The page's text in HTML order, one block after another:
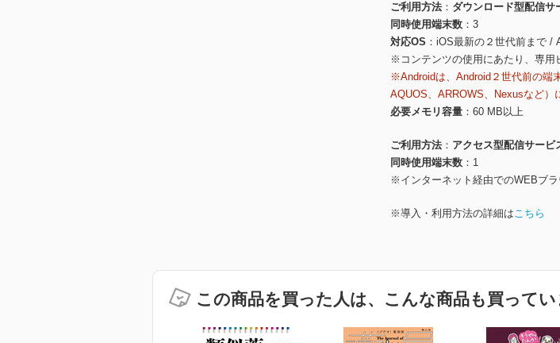
ご利用方法
ダウンロード型配信サ
同時使用端末数
3
対応OS
iOS最新の２世代前まで /
※コンテンツの使用にあたり、専用
※Androidは、Android２世代前の端
AQUOS、ARROWS、Nexusなど）
必要メモリ容量
60 MB以上
ご利用方法
アクセス型配信サービ
同時使用端末数
1
※インターネット経由でのWEBブ
※導入・利用方法の詳細はこちら
この商品を買った人は、こんな商品も買ってい